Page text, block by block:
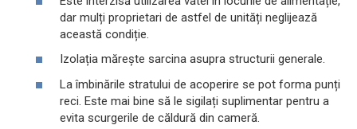
dar mulți proprietari de astfel de unități neglijează
această condiție.
Izolația mărește sarcina asupra structurii generale.
La îmbinările stratului de acoperire se pot forma punți
reci. Este mai bine să le sigilați suplimentar pentru a
evita scurgerile de căldură din cameră.